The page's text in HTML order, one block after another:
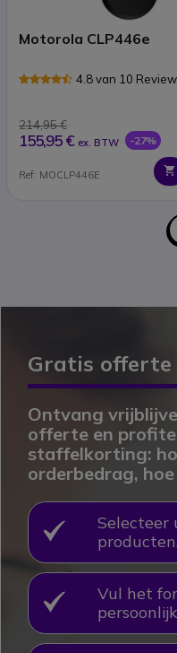
Motorola CLP446e
4.8 van 10
214,95 €
155,95 € ex. BTW -27%
Ref: MOCLP446E
Gratis offerte
Ontvang
offerte en
staffelkorting:
orderbedrag,
OKSelecteer
producten.
OKVul het